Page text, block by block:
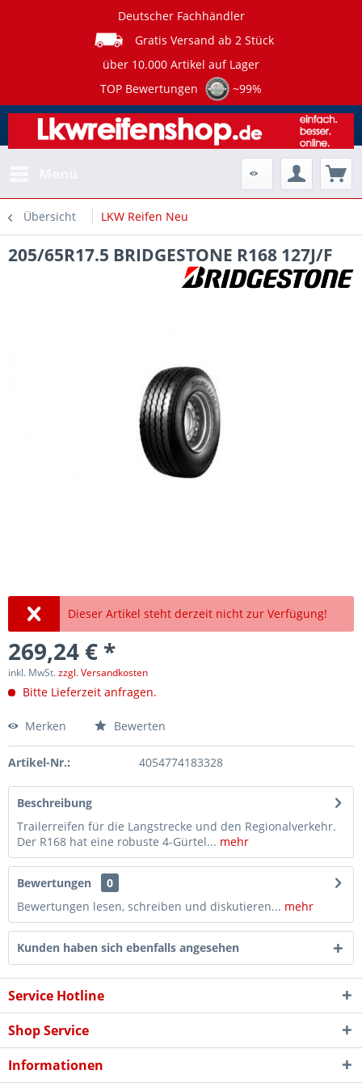
Deutscher Fachhändler
Gratis Versand ab 2 Stück
über 10.000 Artikel auf Lager
TOP Bewertungen
~99%
Übersicht LKW Reifen Neu
205/65R17.5 BRIDGESTONE R168 127J/F
Dieser Artikel steht derzeit nicht zur Verfügung!
269,24 € *
inkl. MwSt.zzgl. Versandkosten
Bitte Lieferzeit anfragen.
Merken Bewerten
Artikel-Nr.: 4054774183328
Beschreibung
Trailerreifen für die Langstrecke und den Regionalverkehr.
Der R168 hat eine robuste 4-Gürtel... mehr
Bewertungen
0
Bewertungen lesen, schreiben und diskutieren... mehr
Kunden haben sich ebenfalls angesehen
Service Hotline
Shop Service
Informationen